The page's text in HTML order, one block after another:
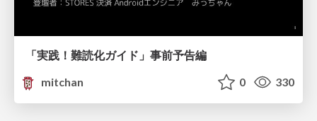
「実践！難読化ガイド」事前予告編
mitchan
0 330